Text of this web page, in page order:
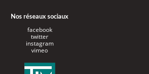
Nos réseaux sociaux
facebook
twitter
instagram
vimeo